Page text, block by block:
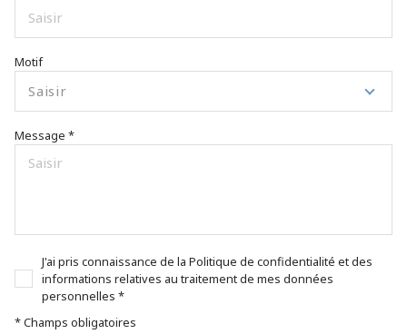
Motif
Saisir
Message *
J'ai pris connaissance de la Politique de confidentialité et des
informations relatives au traitement de mes données
personnelles *
* Champs obligatoires